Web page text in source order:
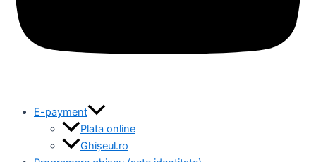
E-payment
Plata online
Ghișeul.ro